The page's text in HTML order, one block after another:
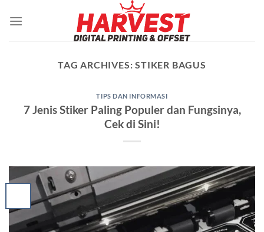
TAG ARCHIVES:STIKER BAGUS
TIPS DAN INFORMASI
7 Jenis Stiker Paling Populer dan Fungsinya,
Cek di Sini!